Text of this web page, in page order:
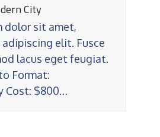
City
dolor sit amet,
elit. Fusce
lacus eget feugiat.
Format:
Cost: $800…